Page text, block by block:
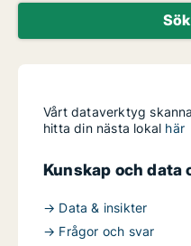
Vårt dataverktyg
hitta din nästa lokal här
Kunskap och data
→ Data & insikter
→ Frågor och svar